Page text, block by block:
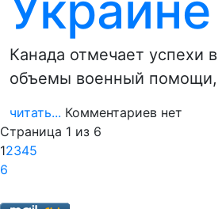
Канада отмечает успехи
объемы военный помощи,
читать... Комментариев нет
Страница 1 из 6
12345
6